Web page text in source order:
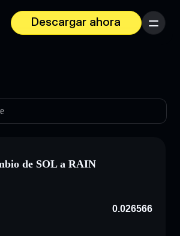
Descargar ahora
Menú
de SOL a RAIN